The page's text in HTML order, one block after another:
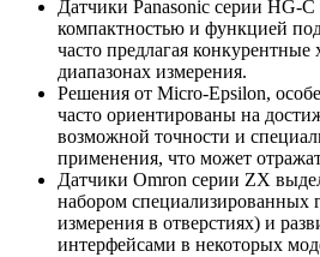
Датчики Panasonic серии HG-
компактностью и функцией
часто предлагая
диапазонах измерения.
Решения от Micro-Epsilon,
часто ориентированы на
возможной точности и
применения, что может
Датчики Omron серии ZX
набором специализированных
измерения в отверстиях) и
интерфейсами в некоторых